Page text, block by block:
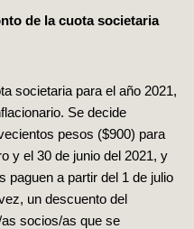
de la cuota societaria
societaria para el año 2021,
Se decide
pesos ($900) para
y el 30 de junio del 2021, y
paguen a partir del 1 de julio
un descuento del
socios/as que se